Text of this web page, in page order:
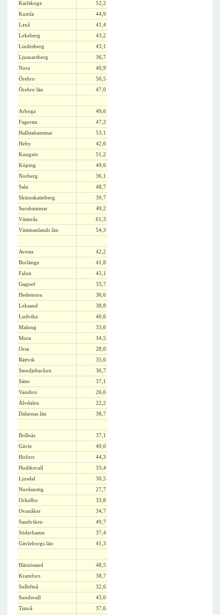
Karlskoga
52,2
Kumla
44,9
Laxå
41,4
Lekeberg
43,2
Lindesberg
43,1
Ljusnarsberg
36,7
Nora
40,9
Örebro
50,5
Örebro län
47,0
Arboga
49,6
Fagersta
47,2
Hallstahammar
53,1
Heby
42,6
Kungsör
51,2
Köping
49,6
Norberg
36,1
Sala
48,7
Skinnskatteberg
39,7
Surahammar
49,2
Västerås
61,3
Västmanlands län
54,3
Avesta
42,2
Borlänge
41,8
Falun
45,1
Gagnef
33,7
Hedemora
36,6
Leksand
38,8
Ludvika
40,6
Malung
33,6
Mora
34,5
Orsa
28,0
Rättvik
35,6
Smedjebacken
36,7
Säter
37,1
Vansbro
26,6
Älvdalen
22,2
Dalarnas län
38,7
Bollnäs
37,1
Gävle
49,0
Hofors
44,3
Hudiksvall
33,4
Ljusdal
30,5
Nordanstig
27,7
Ockelbo
33,8
Ovanåker
34,7
Sandviken
49,7
Söderhamn
37,4
Gävleborgs län
41,3
Härnösand
48,5
Kramfors
38,7
Sollefteå
32,6
Sundsvall
45,0
Timrå
37,6